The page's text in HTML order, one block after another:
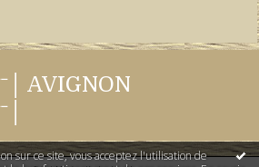
sur ce site, vous acceptez l'utilisation de
AVIGNON